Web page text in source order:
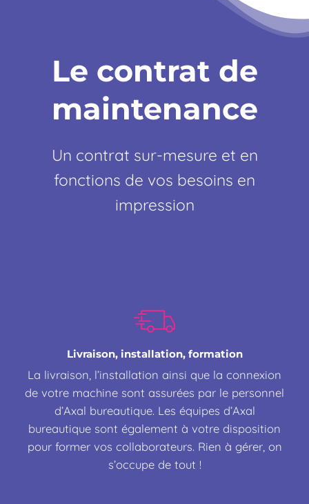
Le contrat de
maintenance
Un contrat sur-mesure et en
fonctions de vos besoins en
impression
Livraison, installation, formation
La livraison, l’installation ainsi que la connexion
de votre machine sont assurées par le personnel
d’Axal bureautique. Les équipes d’Axal
bureautique sont également à votre disposition
pour former vos collaborateurs. Rien à gérer, on
s’occupe de tout !